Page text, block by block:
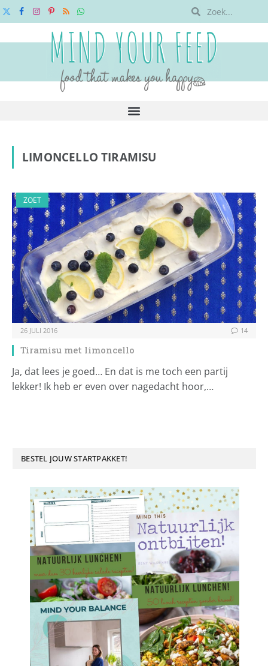
X
FacebookInstagram
Pinterest
RSSWhatsApp
LIMONCELLO TIRAMISU
ZOET
26 JULI 2016 14
Tiramisu met limoncello
Ja, dat lees je goed… En dat is me toch een partij
lekker! Ik heb er even over nagedacht hoor,…
BESTEL JOUW STARTPAKKET!